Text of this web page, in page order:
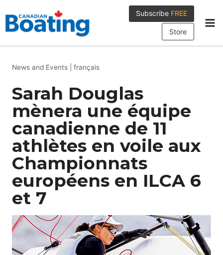
to
content
Subscribe FREE
Store
News and Events français
Sarah Douglas
mènera une équipe
canadienne de 11
athlètes en voile aux
Championnats
européens en ILCA 6
et 7